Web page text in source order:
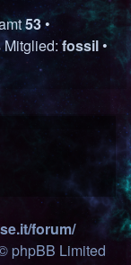
53•
Mitglied:fossil •
forum/
phpBB Limited